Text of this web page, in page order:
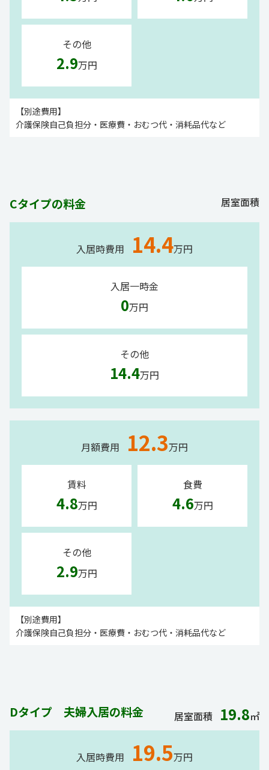
その他
2.9万円
【別途費用】
介護保険自己負担分・医療費・おむつ代・消耗品代など
Cタイプの料金 居室面積
入居時費用 14.4万円
入居一時金
0万円
その他
14.4万円
月額費用 12.3万円
賃料
4.8万円
食費
4.6万円
その他
2.9万円
【別途費用】
介護保険自己負担分・医療費・おむつ代・消耗品代など
Dタイプ 夫婦入居の料金 居室面積 19.8㎡
入居時費用 19.5万円